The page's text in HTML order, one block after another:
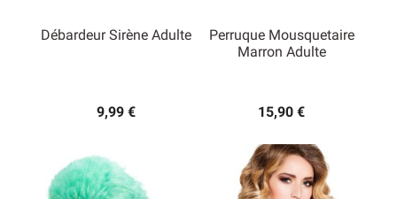
Débardeur Sirène Adulte
9,99 €
Perruque Mousquetaire
Marron Adulte
15,90 €